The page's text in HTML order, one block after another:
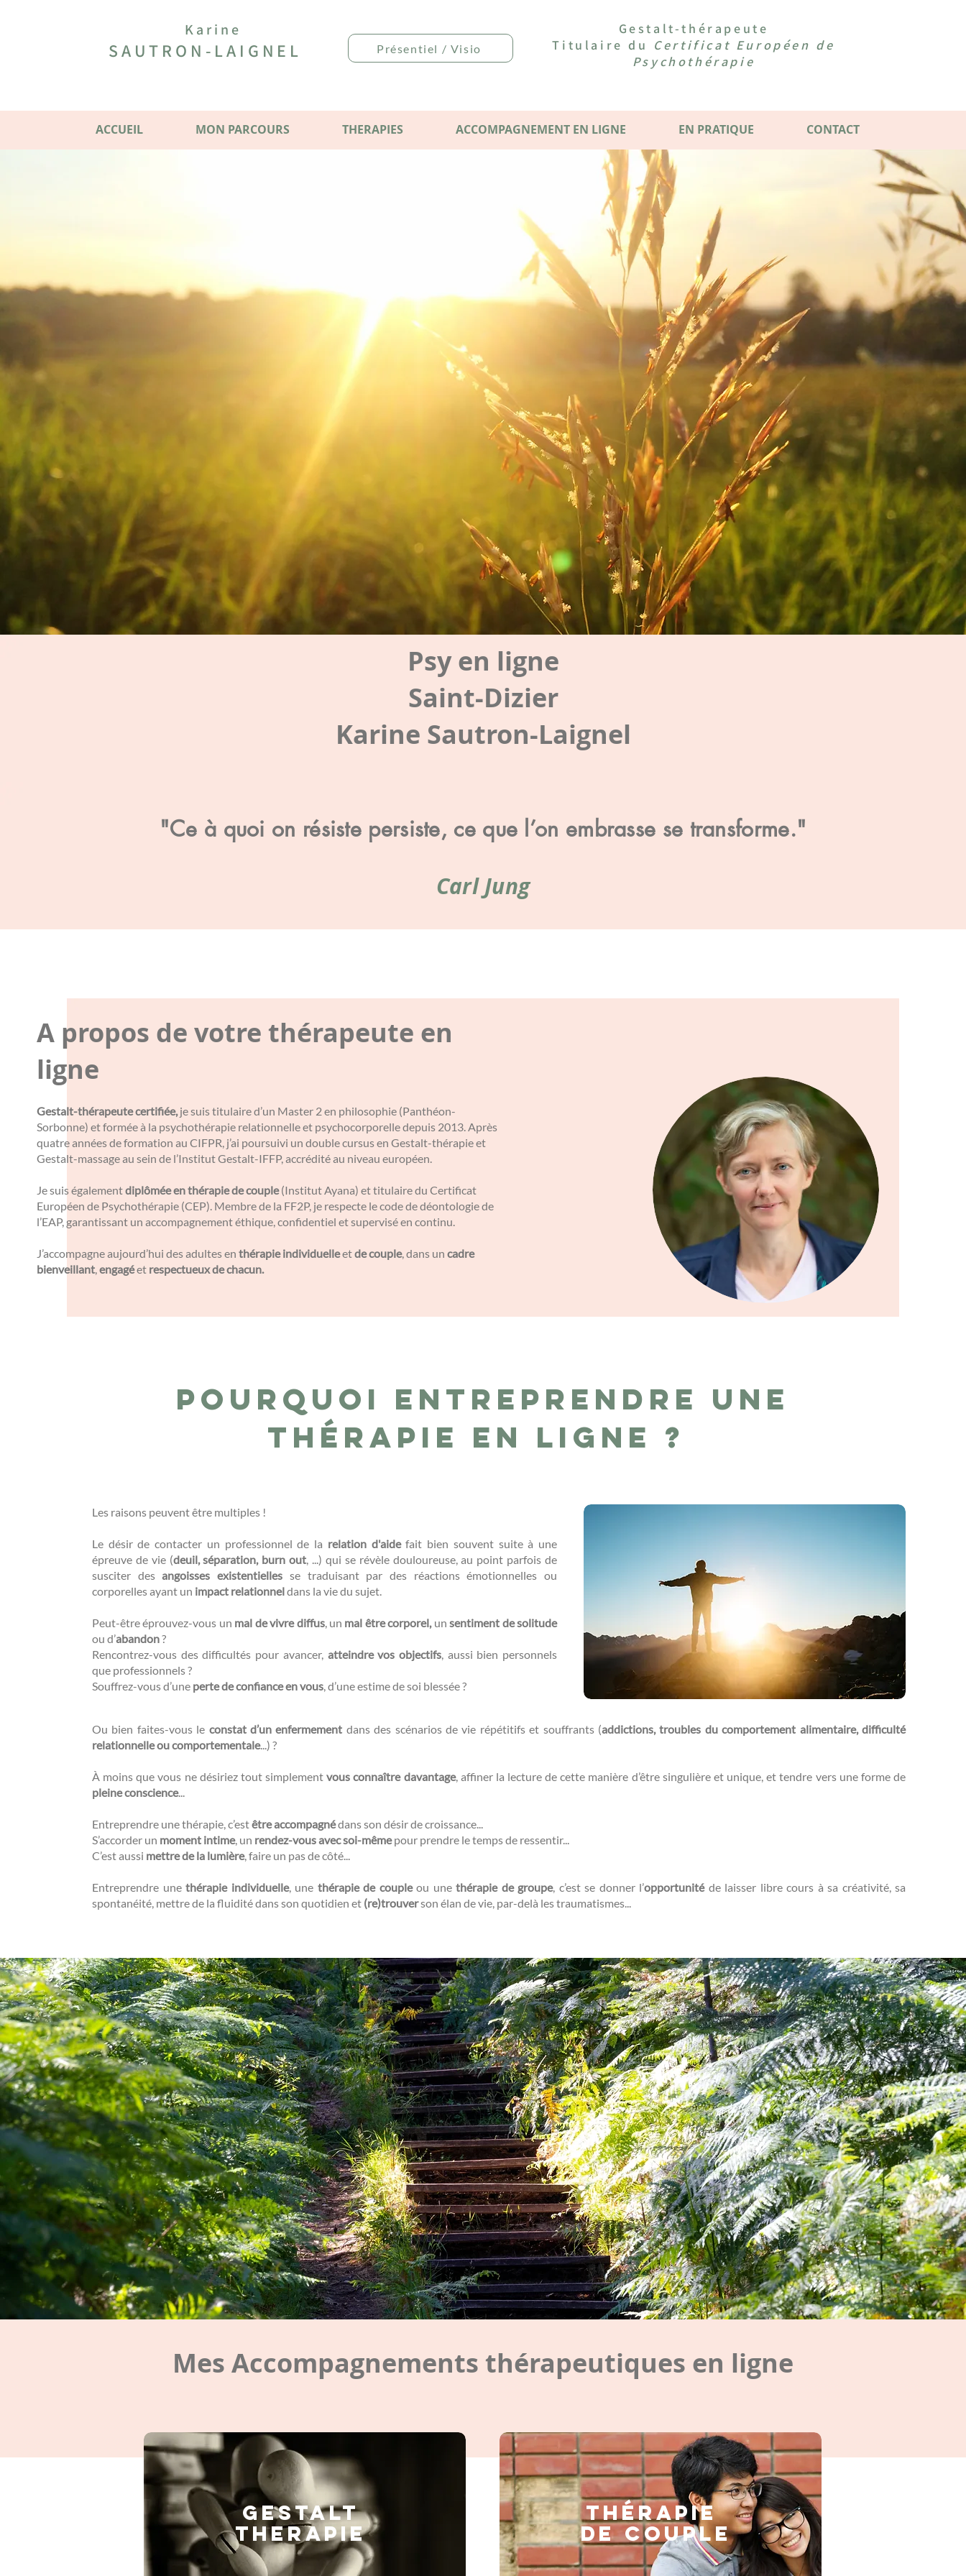
Karine
SAUTRON-LAIGNEL Présentiel / Visio
Gestalt-thérapeute
Titulaire du Certificat Européen de
Psychothérapie
ACCUEIL MON PARCOURS THERAPIES ACCOMPAGNEMENT EN LIGNE EN PRATIQUE CONTACT
Psy en ligne
Saint-Dizier
Karine Sautron-Laignel
"Ce à quoi on résiste persiste, ce que l’on embrasse se transforme."
Carl Jung
A propos de votre thérapeute en
ligne
Gestalt-thérapeute certifiée,je suis titulaire d’un Master 2 en philosophie (Panthéon-
Sorbonne) et formée à la psychothérapie relationnelle et psychocorporelle depuis 2013. Après
quatre années de formation au CIFPR, j’ai poursuivi un double cursus en Gestalt-thérapie et
Gestalt-massage au sein de l’Institut Gestalt-IFFP, accrédité au niveau européen.
Je suis égalementdiplômée en thérapie de couple(Institut Ayana) et titulaire du Certificat
Européen de Psychothérapie (CEP). Membre de la FF2P, je respecte le code de déontologie de
l’EAP, garantissant un accompagnement éthique, confidentiel et supervisé en continu.
J’accompagne aujourd’hui des adultes en thérapie individuelleetde couple, dans un cadre
bienveillant,engagéet respectueux de chacun.
Pourquoi entreprendre une
thérapie en ligne ?
Les raisons peuvent être multiples !
Le désir de contacter un professionnel de la relation d'aidefait bien souvent suite à une
épreuve de vie (deuil, séparation, burn out, ...) qui se révèle douloureuse, au point parfois de
susciter desangoisses existentielles se traduisant par des réactions émotionnelles ou
corporelles ayant un impact relationneldans la vie du sujet.
Peut-être éprouvez-vous un mal de vivre diffus, un mal être corporel,unsentiment de solitude
ou d’abandon?
Rencontrez-vous des difficultés pour avancer, atteindre vos objectifs, aussi bien personnels
que professionnels ?
Souffrez-vous d’une perte de confiance en vous, d’une estime de soi blessée ?​​
Ou bien faites-vous le constat d’un enfermement dans des scénarios de vie répétitifs et souffrants (addictions, troubles du comportement alimentaire, difficulté
relationnelle ou comportementale...) ?
À moins que vous ne désiriez tout simplementvous connaître davantage, affiner la lecture de cette manière d’être singulière et unique, et tendre vers une forme de
pleine conscience...
Entreprendre une thérapie, c’estêtre accompagnédans son désir de croissance...
S’accorder un moment intime, un rendez-vous avec soi-mêmepour prendre le temps de ressentir...
C’est aussi mettre de la lumière, faire un pas de côté...
Entreprendre une thérapie individuelle, une thérapie de coupleou une thérapie de groupe, c’est se donner l’opportunité de laisser libre cours à sa créativité, sa
spontanéité, mettre de la fluidité dans son quotidien et (re)trouverson élan de vie, par-delà les traumatismes...
Mes Accompagnements thérapeutiques en ligne
GESTALT
THERAPIE
Thérapie
de couple